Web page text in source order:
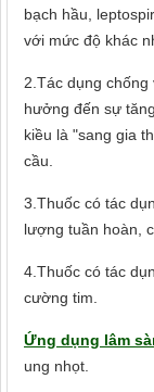
bạch hầu,
với mức độ khác
2.Tác dụng
hưởng đến sự
kiều là "sang gia
cầu.
3.Thuốc có tác
lượng tuần hoàn,
4.Thuốc có tác
cường tim.
Ứng dụng lâm
ung nhọt.